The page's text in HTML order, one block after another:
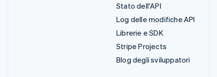
Stato dell'API
Log delle modifiche API
Librerie e SDK
Stripe Projects
Blog degli sviluppatori